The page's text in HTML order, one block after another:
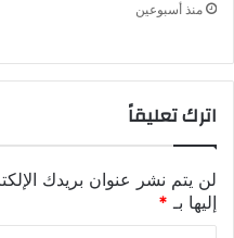
منذ أسبوعين
اترك تعليقاً
لن يتم نشر عنوان بريدك
إليها بـ *